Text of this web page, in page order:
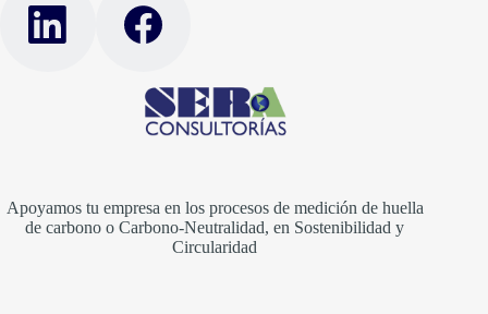
Apoyamos tu empresa en los procesos de medición de huella
de carbono o Carbono-Neutralidad, en Sostenibilidad y
Circularidad